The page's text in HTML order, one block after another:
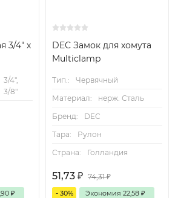
3/4" х
3/4",
3/8"
₽
DEC Замок для хомута
Multiclamp
Тип.:
Червячный
Материал:
нерж. Сталь
Бренд:
DEC
Тара:
Рулон
Страна:
Голландия
51,73 ₽ 74,31₽
- 30% Экономия 22,58 ₽